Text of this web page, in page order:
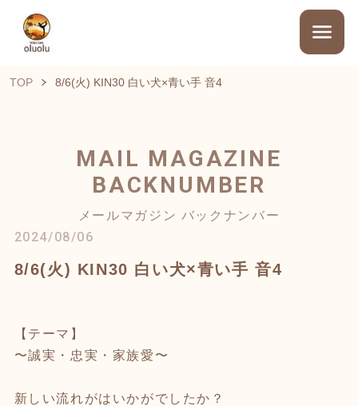
TOP 8/6(火) KIN30 白い犬×青い手 音4
MAIL MAGAZINE
BACKNUMBER
メールマガジン バックナンバー
2024/08/06
8/6(火) KIN30 白い犬×青い手 音4
【テーマ】
〜誠実・忠実・家族愛〜
新しい流れがはいかがでしたか？